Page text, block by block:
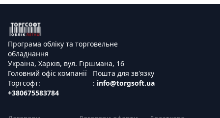
Програма обліку та торговельне
обладнання
Україна, Харків, вул. Гіршмана, 16
Головний офіс компанії
Торгсофт:
+380675583784
Пошта для зв'язку
: info@torgsoft.ua